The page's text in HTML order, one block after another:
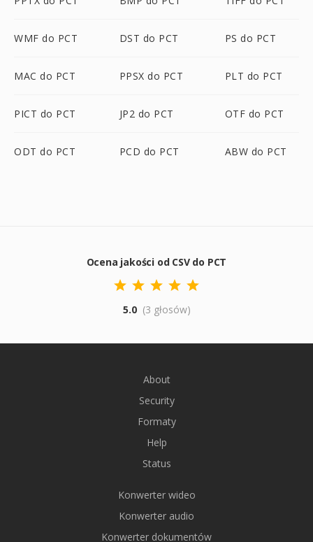
WMF do PCT DST do PCT PS do PCT
MAC do PCT PPSX do PCT PLT do PCT
PICT do PCT JP2 do PCT OTF do PCT
ODT do PCT PCD do PCT ABW do PCT
Ocena jakości od CSV do PCT
5.0 (3 głosów)
About
Security
Formaty
Help
Status
Konwerter wideo
Konwerter audio
Konwerter dokumentów